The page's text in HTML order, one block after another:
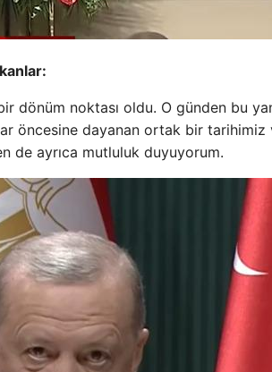
dönüm noktası oldu. O günden bu
öncesine dayanan ortak bir tarihimiz
de ayrıca mutluluk duyuyorum.